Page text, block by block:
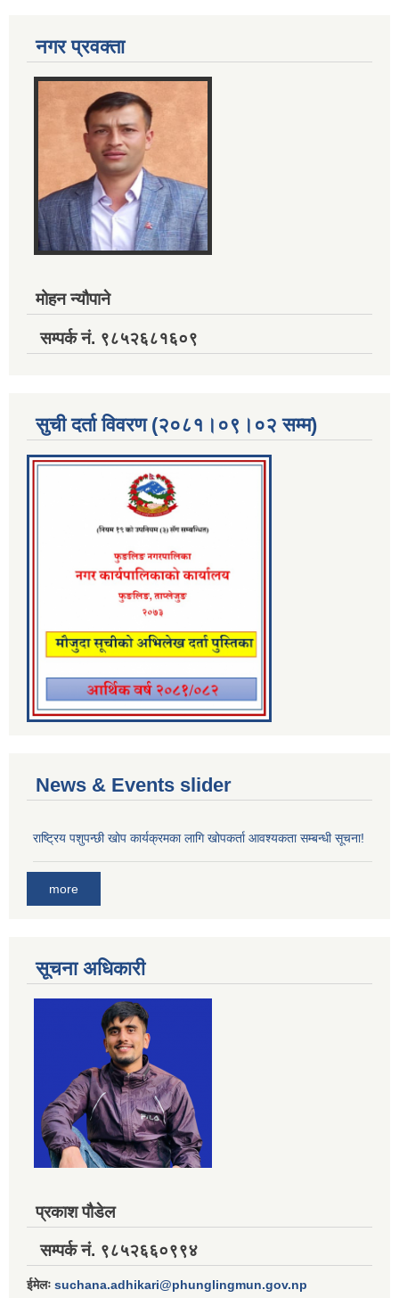
नगर प्रवक्ता
मोहन न्यौपाने
सम्पर्क नं. ९८५२६८१६०९
सुची दर्ता विवरण (२०८१।०९।०२ सम्म)
News & Events slider
राष्ट्रिय पशुपन्छी खोप कार्यक्रमका लागि खोपकर्ता आवश्यकता सम्बन्धी सूचना!
more
सूचना अधिकारी
प्रकाश पौडेल
सम्पर्क नं. ९८५२६६०९९४
ईमेलः suchana.adhikari@phunglingmun.gov.np